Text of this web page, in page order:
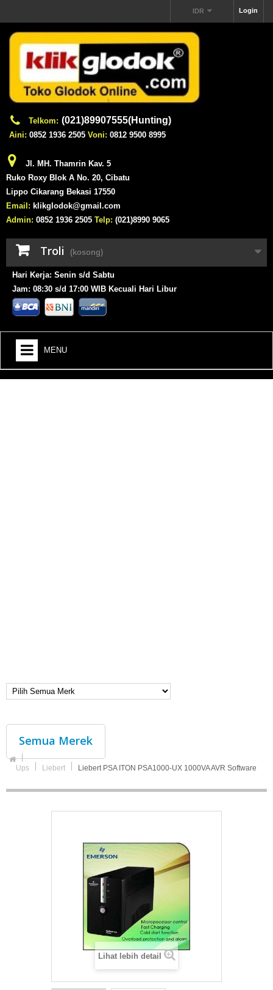
Login
IDR
Telkom: (021)89907555(Hunting)
Aini: 0852 1936 2505 Voni: 0812 9500 8995
Jl. MH. Thamrin Kav. 5
Ruko Roxy Blok A No. 20, Cibatu
Lippo Cikarang Bekasi 17550
Email: klikglodok@gmail.com
Admin: 0852 1936 2505 Telp: (021)8990 9065
Troli (kosong)
Hari Kerja: Senin s/d Sabtu
Jam: 08:30 s/d 17:00 WIB Kecuali Hari Libur
MENU
Semua Merek
Ups Liebert Liebert PSA ITON PSA1000-UX 1000VA AVR Software
Lihat lebih detail